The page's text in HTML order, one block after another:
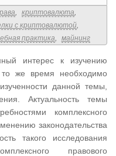
, криптовалюта,
с криптовалютой,
практика, майнинг
интерес к изучению
же время необходимо
данной темы,
Актуальность темы
комплексного
законодательства
такого исследования
правового